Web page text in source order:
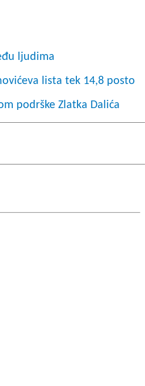
ljudima
lista tek 14,8 posto
podrške Zlatka Dalića